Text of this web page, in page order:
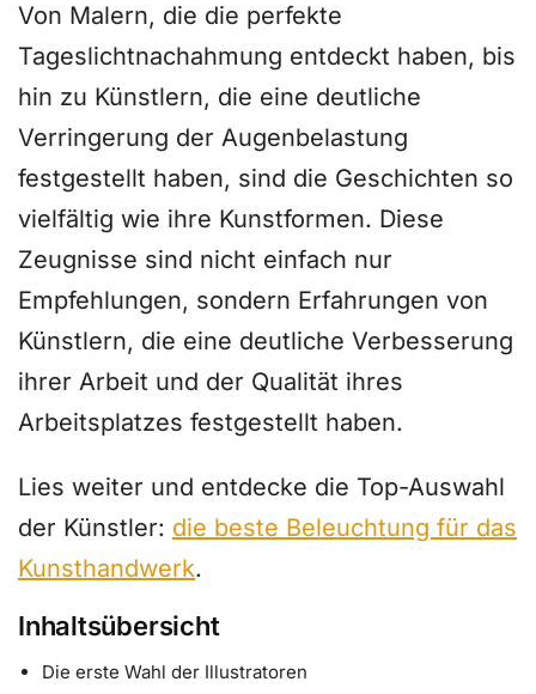
Von Malern, die die perfekte
Tageslichtnachahmung entdeckt haben, bis
hin zu Künstlern, die eine deutliche
Verringerung der Augenbelastung
festgestellt haben, sind die Geschichten so
vielfältig wie ihre Kunstformen. Diese
Zeugnisse sind nicht einfach nur
Empfehlungen, sondern Erfahrungen von
Künstlern, die eine deutliche Verbesserung
ihrer Arbeit und der Qualität ihres
Arbeitsplatzes festgestellt haben.
Lies weiter und entdecke die Top-Auswahl
der Künstler: die beste Beleuchtung für das
Kunsthandwerk.
Inhaltsübersicht
Die erste Wahl der Illustratoren